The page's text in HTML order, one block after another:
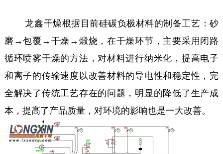
龙鑫干燥根据目前硅碳负极材料的制备工艺：砂
磨→包覆→干燥→煅烧，在干燥环节，主要采用闭路
循环喷雾干燥的方法，对材料进行纳米化，提高电子
和离子的传输速度以改善材料的导电性和稳定性，完
全解决了传统工艺存在的问题，明显的降低了生产成
本，提高了产品质量，对环境的影响也是一大改善。